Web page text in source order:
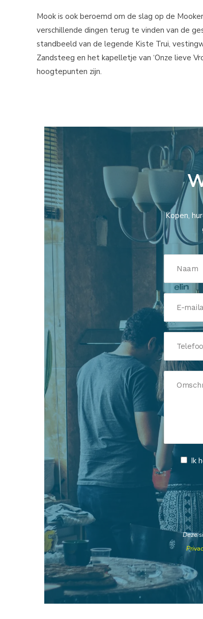
Mook is ook beroemd om de slag op de
verschillende dingen terug te vinden van de
standbeeld van de legende Kiste Trui,
Zandsteeg en het kapelletje van ‘Onze lieve
hoogtepunten zijn.
Kopen,
Ik
Deze